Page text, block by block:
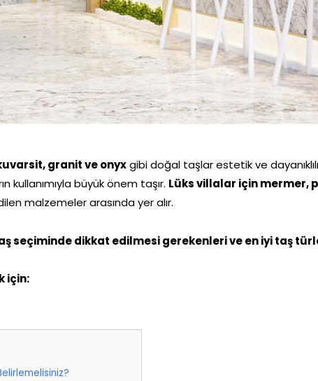
granit ve onyxgibi doğal taşlar estetik ve
kullanımıyla büyük önem taşır. Lüks villalar için mermer,
malzemeler arasında yer alır.
seçiminde dikkat edilmesi gerekenleri ve en iyi taş
için: